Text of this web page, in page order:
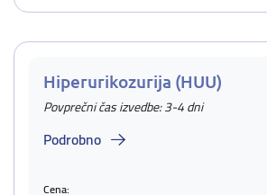
Hiperurikozurija (HUU)
Povprečni čas izvedbe: 3-4 dni
Podrobno
Cena: